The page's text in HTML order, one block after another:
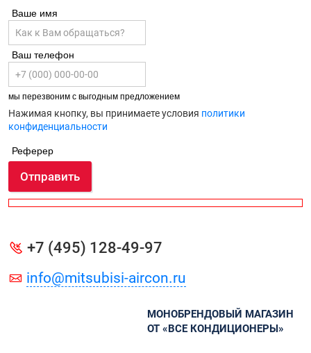
Ваше имя
Ваш телефон
мы перезвоним с выгодным предложением
Нажимая кнопку, вы принимаете условия политики
конфиденциальности
Реферер
Отправить
+7 (495) 128-49-97
info@mitsubisi-aircon.ru
МОНОБРЕНДОВЫЙ МАГАЗИН
ОТ «ВСЕ КОНДИЦИОНЕРЫ»